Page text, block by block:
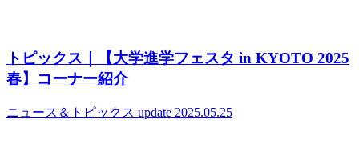
トピックス｜【大学進学フェスタ in KYOTO 2025
春】コーナー紹介
ニュース＆トピックス update 2025.05.25